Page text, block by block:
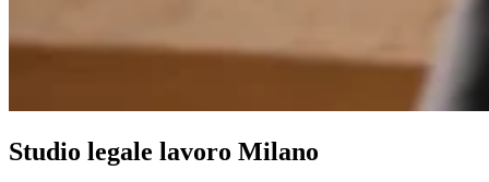
Studio legale lavoro Milano